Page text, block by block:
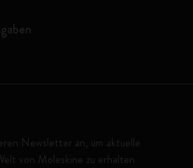
Newsletter an, um aktuelle
von Moleskine zu erhalten